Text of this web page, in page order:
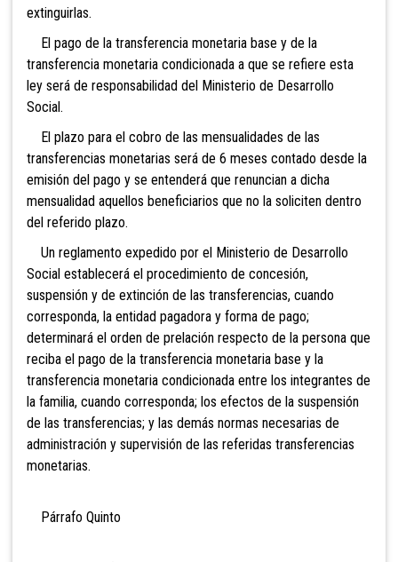
extinguirlas.
El pago de la transferencia monetaria base y de la
transferencia monetaria condicionada a que se refiere esta
ley será de responsabilidad del Ministerio de Desarrollo
Social.
El plazo para el cobro de las mensualidades de las
transferencias monetarias será de 6 meses contado desde la
emisión del pago y se entenderá que renuncian a dicha
mensualidad aquellos beneficiarios que no la soliciten dentro
del referido plazo.
Un reglamento expedido por el Ministerio de Desarrollo
Social establecerá el procedimiento de concesión,
suspensión y de extinción de las transferencias, cuando
corresponda, la entidad pagadora y forma de pago;
determinará el orden de prelación respecto de la persona que
reciba el pago de la transferencia monetaria base y la
transferencia monetaria condicionada entre los integrantes de
la familia, cuando corresponda; los efectos de la suspensión
de las transferencias; y las demás normas necesarias de
administración y supervisión de las referidas transferencias
monetarias.
Párrafo Quinto